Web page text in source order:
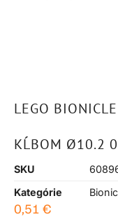
LEGO
KĹBOM Ø10.2
SKU
Kategórie
0,51 €